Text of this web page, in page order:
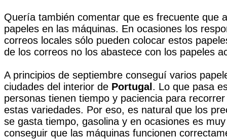
Quería también comentar que es frecuente que
papeles en las máquinas. En ocasiones los
correos locales sólo pueden colocar estos
de los correos no los abastece con los papeles
A principios de septiembre conseguí varios
ciudades del interior de Portugal . Lo que pasa
personas tienen tiempo y paciencia para
estas variedades. Por eso, es natural que los
se gasta tiempo, gasolina y en ocasiones es
conseguir que las máquinas funcionen